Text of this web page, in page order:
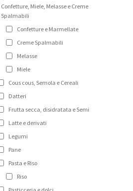
Confetture, Miele, Melasse e Creme
Spalmabili
Confetture e Marmellate
Creme Spalmabili
Melasse
Miele
Cous cous, Semola e Cereali
Datteri
Frutta secca, disidratata e Semi
Latte e derivati
Legumi
Pane
Pasta e Riso
Riso